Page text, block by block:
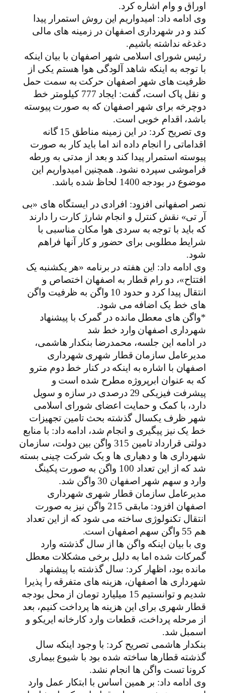
اوراق و وام اشاره کرد.
وی ادامه داد: امیدواریم این روش استمرار پیدا
کند و در شهرداری اصفهان در زمینه های مالی
دغدغه نداشته باشیم.
رئیس شورای اسلامی شهر اصفهان با بیان اینکه
با توجه به اینکه شاهد آلودگی هوا هستم یکی از
ظرفیت های شهر اصفهان حرکت به سمت حمل
و نقل پاک است، گفت: ایجاد 777 کیلومتر خط
دوچرخه برای شهر اصفهان که به صورت پیوسته
باشد، اقدام خوبی است.
وی تصریح کرد: در این زمینه مناطق 15 گانه
اقداماتی را انجام داده اند اما باید کار به صورت
پیوسته استمرار پیدا کند و بعد از مدتی به ورطه
فراموشی سپرده نشود. همچنین امیدواریم این
موضوع در بودجه 1400 لحاظ شده باشد.
نصر اصفهانی افزود: افرادی در ایستگاه های «بی
آر تی» نقش کنترل و انجام شارژ کارت را دارند
که باید با توجه به سردی هوا مکان مناسبی با
شرایط مطلوبی برای حضور و کار آنها فراهم
شود.
وی ادامه داد: این هفته در برنامه «هر یکشنبه یک
افتتاح»، دو رام قطار به اصفهان اختصاص و
انتقال پیدا کرد و حدود 10 واگن به ظرفیت واگن
های خط یک اضافه می شود.
*واگن های معطل مانده در گمرک با پیشنهاد
شهرداری اصفهان وارد خط شد
در ادامه این جلسه، محمدرضا بنکدار هاشمی،
مدیرعامل سازمان قطار شهری شهرداری
اصفهان با اشاره به اینکه در کنار خط دوم مترو
که به عنوان ابرپروژه مطرح شده است و
پیشرفت فیزیکی 29 درصدی در سازه و سویل
دارد، با کمک و حمایت اعضای شورای اسلامی
شهر ظرف یکسال گذشته بحث تامین تجهیزات
خط یک نیز پیگیری و انجام شد، ادامه داد: با منابع
دولتی قرارداد تامین 315 واگن بین دولت، سازمان
شهرداری ها و دهیاری ها و یک شرکت چینی بسته
شد که از این تعداد 100 واگن به صورت پکینگ
وارد و سهم شهر اصفهان 30 واگن شد.
مدیرعامل سازمان قطار شهری شهرداری
اصفهان افزود: مابقی 215 واگن نیز به صورت
انتقال تکنولوژی ساخته می شود که از این تعداد
هم 55 واگن سهم اصفهان است.
وی با بیان اینکه واگن ها از سال گذشته وارد
گمرکات شده اما به دلیل برخی مشکلات معطل
مانده بود، اظهار کرد: سال گذشته با پیشنهاد
شهرداری ها اصفهان، هزینه های متفرقه را پذیرا
شدیم و توانستیم 15 میلیارد تومان از محل بودجه
قطار شهری برای این هزینه ها پرداخت کنیم، بعد
از مرحله پرداخت، قطعات وارد کارخانه ایریکو و
اسمبل شد.
بنکدار هاشمی تصریح کرد: با وجود اینکه سال
گذشته قطارها ساخته شده بود با شیوع بیماری
کرونا تست واگن ها انجام نشد.
وی ادامه داد: بر همین اساس با ابتکار عمل وارد